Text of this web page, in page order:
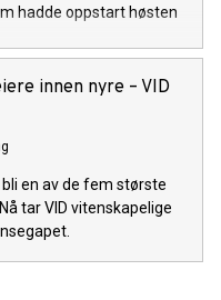
hadde oppstart høsten
innen nyre – VID
en av de fem største
tar VID vitenskapelige